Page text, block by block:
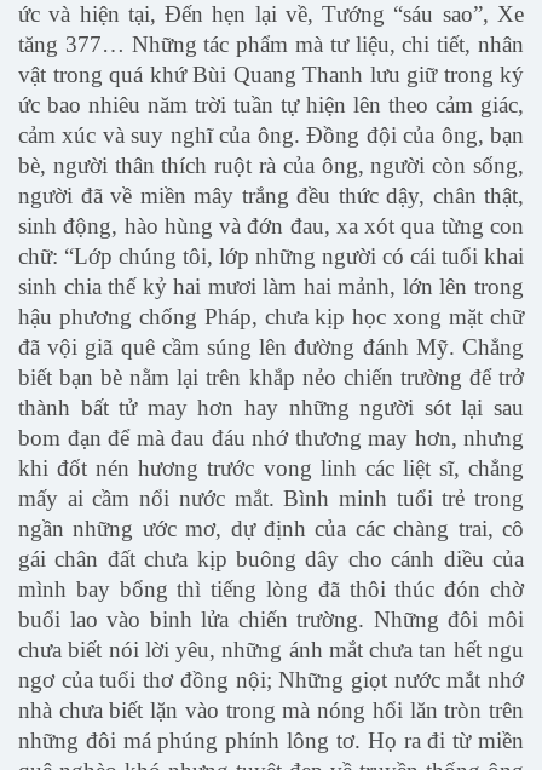
ức và hiện tại, Đến hẹn lại về, Tướng “sáu sao”, Xe
tăng 377… Những tác phẩm mà tư liệu, chi tiết, nhân
vật trong quá khứ Bùi Quang Thanh lưu giữ trong ký
ức bao nhiêu năm trời tuần tự hiện lên theo cảm giác,
cảm xúc và suy nghĩ của ông. Đồng đội của ông, bạn
bè, người thân thích ruột rà của ông, người còn sống,
người đã về miền mây trắng đều thức dậy, chân thật,
sinh động, hào hùng và đớn đau, xa xót qua từng con
chữ: “Lớp chúng tôi, lớp những người có cái tuổi khai
sinh chia thế kỷ hai mươi làm hai mảnh, lớn lên trong
hậu phương chống Pháp, chưa kịp học xong mặt chữ
đã vội giã quê cầm súng lên đường đánh Mỹ. Chẳng
biết bạn bè nằm lại trên khắp nẻo chiến trường để trở
thành bất tử may hơn hay những người sót lại sau
bom đạn để mà đau đáu nhớ thương may hơn, nhưng
khi đốt nén hương trước vong linh các liệt sĩ, chẳng
mấy ai cầm nổi nước mắt. Bình minh tuổi trẻ trong
ngần những ước mơ, dự định của các chàng trai, cô
gái chân đất chưa kịp buông dây cho cánh diều của
mình bay bổng thì tiếng lòng đã thôi thúc đón chờ
buổi lao vào binh lửa chiến trường. Những đôi môi
chưa biết nói lời yêu, những ánh mắt chưa tan hết ngu
ngơ của tuổi thơ đồng nội; Những giọt nước mắt nhớ
nhà chưa biết lặn vào trong mà nóng hổi lăn tròn trên
những đôi má phúng phính lông tơ. Họ ra đi từ miền